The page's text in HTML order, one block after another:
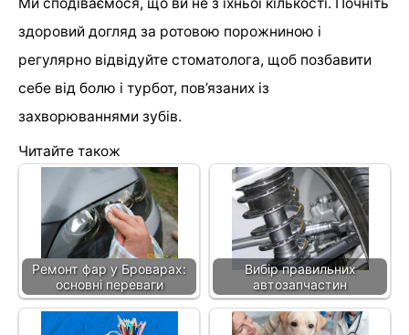
здоровий догляд за ротовою порожниною і
регулярно відвідуйте стоматолога, щоб позбавити
себе від болю і турбот, пов’язаних із
захворюваннями зубів.
Читайте також
Ремонт фар у Броварах:
основні переваги
Вибір правильних
автозапчастин